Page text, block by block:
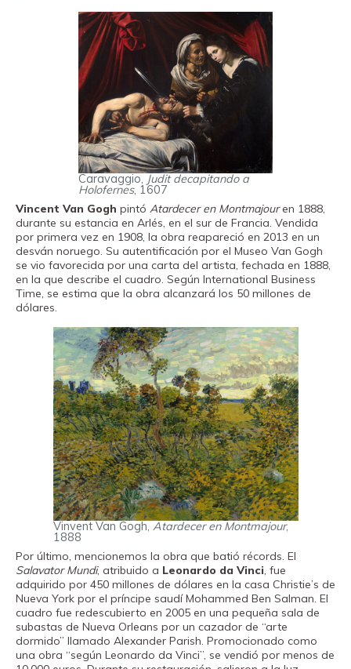
Caravaggio, Judit decapitando a
Holofernes, 1607
Vincent Van Gogh pintó Atardecer en Montmajouren 1888,
durante su estancia en Arlés, en el sur de Francia. Vendida
por primera vez en 1908, la obra reapareció en 2013 en un
desván noruego. Su autentificación por el Museo Van Gogh
se vio favorecida por una carta del artista, fechada en 1888,
en la que describe el cuadro. Según International Business
Time, se estima que la obra alcanzará los 50 millones de
dólares.
Vinvent Van Gogh, Atardecer en Montmajour,
1888
Por último, mencionemos la obra que batió récords. El
Salavator Mundi, atribuido a Leonardo da Vinci, fue
adquirido por 450 millones de dólares en la casa Christie’s de
Nueva York por el príncipe saudí Mohammed Ben Salman. El
cuadro fue redescubierto en 2005 en una pequeña sala de
subastas de Nueva Orleans por un cazador de “arte
dormido” llamado Alexander Parish. Promocionado como
una obra “según Leonardo da Vinci”, se vendió por menos de